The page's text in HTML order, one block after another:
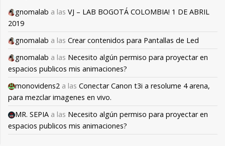
gnomalab a las VJ – LAB BOGOTÁ COLOMBIA! 1 DE ABRIL
2019
gnomalab a las Crear contenidos para Pantallas de Led
gnomalab a las Necesito algún permiso para proyectar en
espacios publicos mis animaciones?
monovidens2 a las Conectar Canon t3i a resolume 4 arena,
para mezclar imagenes en vivo.
MR. SEPIA a las Necesito algún permiso para proyectar en
espacios publicos mis animaciones?